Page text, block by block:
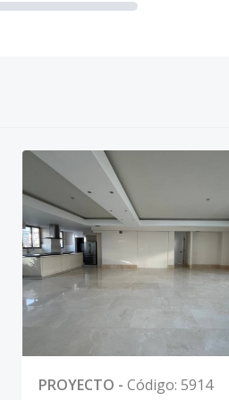
PROYECTO - Código: 5914